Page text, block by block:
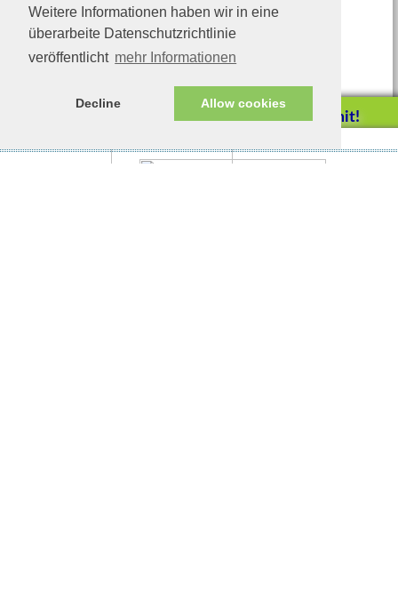
Weitere Informationen haben wir in eine
überarbeite Datenschutzrichtlinie
veröffentlicht mehr Informationen
Decline Allow cookies
Helfen Sie mit!
einen Einkauf bei